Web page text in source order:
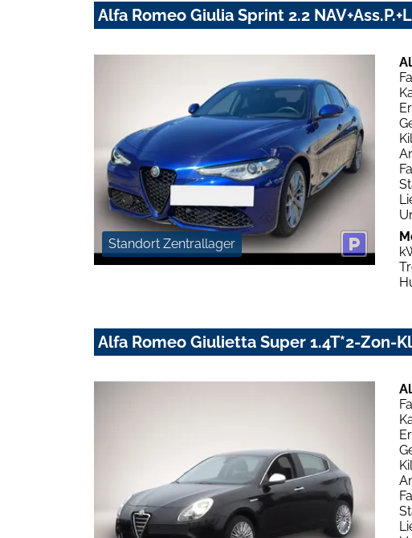
Alfa Romeo Giulia Sprint 2.2
Standort Zentrallager
Alfa Romeo Giulietta Super 1.4T*2-Zon-